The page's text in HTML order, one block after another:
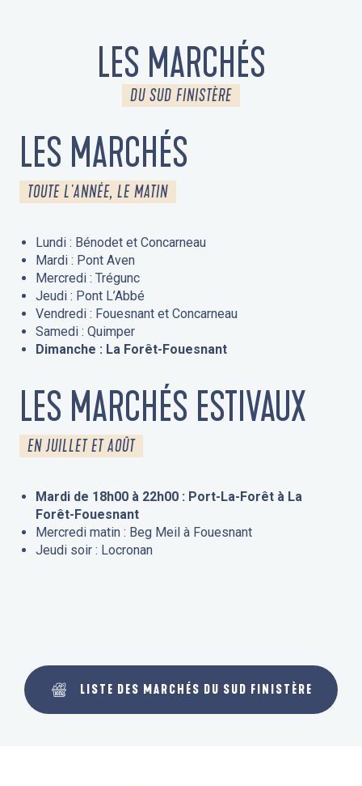
LES MARCHÉS
DU SUD FINISTÈRE
LES MARCHÉS
TOUTE L'ANNÉE, LE MATIN
Lundi : Bénodet et Concarneau
Mardi : Pont Aven
Mercredi : Trégunc
Jeudi : Pont L’Abbé
Vendredi : Fouesnant et Concarneau
Samedi : Quimper
Dimanche : La Forêt-Fouesnant
LES MARCHÉS ESTIVAUX
EN JUILLET ET AOÛT
Mardi de 18h00 à 22h00 : Port-La-Forêt à La
Forêt-Fouesnant
Mercredi matin : Beg Meil à Fouesnant
Jeudi soir : Locronan
LISTE DES MARCHÉS DU SUD FINISTÈRE